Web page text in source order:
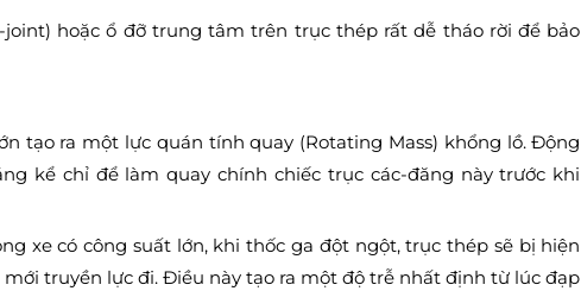
hoặc ổ đỡ trung tâm trên trục thép rất dễ tháo rời để bảo
tạo ra một lực quán tính quay (Rotating Mass) khổng lồ. Động
kể chỉ để làm quay chính chiếc trục các-đăng này trước khi
xe có công suất lớn, khi thốc ga đột ngột, trục thép sẽ bị hiện
truyền lực đi. Điều này tạo ra một độ trễ nhất định từ lúc đạp